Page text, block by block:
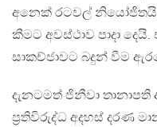
අනෙක් රටවල්
කීමට අවස්ථාව පාදා දෙයි.
සාකච්ජාවට බදුන් වීම
දැනටමත් ජිනීවා තානාපති
ප්‍රතිවිරුද්ධ අදහස් දරණ